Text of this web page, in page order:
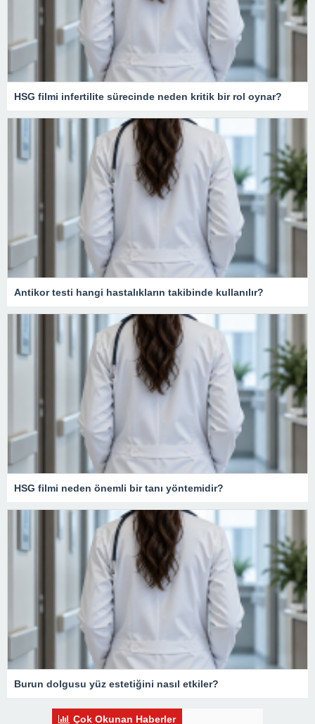
HSG filmi infertilite sürecinde neden kritik bir rol oynar?
Antikor testi hangi hastalıkların takibinde kullanılır?
HSG filmi neden önemli bir tanı yöntemidir?
Burun dolgusu yüz estetiğini nasıl etkiler?
Çok Okunan Haberler